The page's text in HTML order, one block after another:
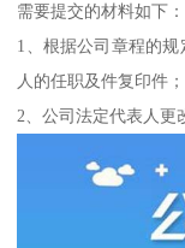
需要提交的材料如下：
1、根据公司章程的
人的任职及件复印件；
2、公司法定代表人更